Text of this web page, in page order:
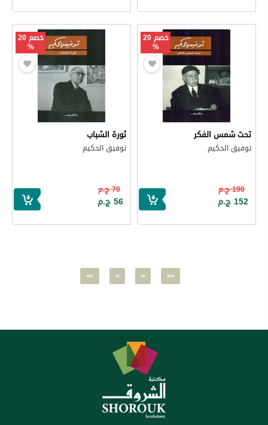
خصم 20
%
تحت شمس الفكر
توفيق الحكيم
190 ج.م
152 ج.م
خصم 20
%
ثورة الشباب
توفيق الحكيم
70 ج.م
56 ج.م
<< < > >>